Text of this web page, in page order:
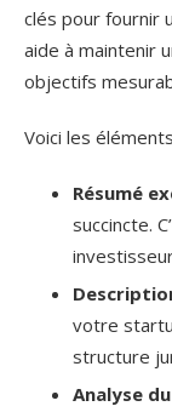
clés pour fournir
aide à maintenir
objectifs
Voici les
Résumé
succincte.
votre
structure
Analyse